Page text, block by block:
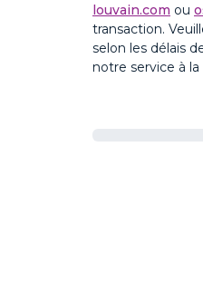
louvain.com ou
transaction.
selon les délais
notre service à la